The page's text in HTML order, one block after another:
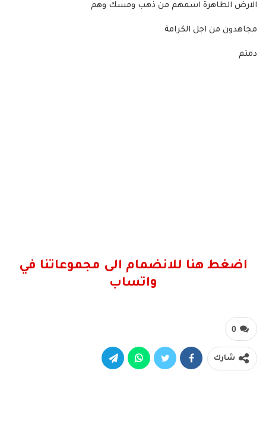
الارض الطاهرة اسمهم من ذهب ومسك وهم
مجاهدون من اجل الكرامة
دمتم
اضغط هنا للانضمام الى مجموعاتنا في
واتساب
0
شارك